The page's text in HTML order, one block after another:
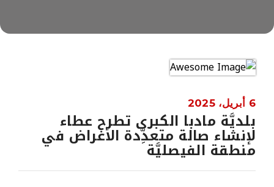
6 أبريل، 2025
بلديَّة مادبا الكبرى تطرح عطاء
لإنشاء صالة متعدِّدة الأغراض في
منطقة الفيصليَّة